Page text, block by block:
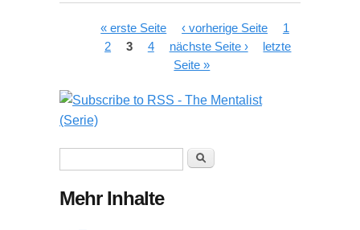
Seiten« erste Seite ‹ vorherige Seite
1
2
3 4 nächste Seite ›
letzte
Seite »
Suche
Mehr Inhalte